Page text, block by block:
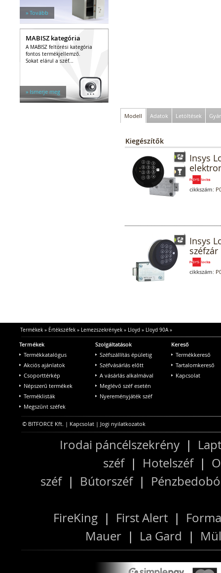
» Tovább
MABISZ kategória
A MABISZ feltörési kategória
fontos termékjellemző.
Sokat elárul a széf...
» Ismerje meg
Modell Adatok Letöltések
Kiegészítők
Insys
cikkszám:
Insys
cikkszám:
Termékek» Értékszéfek» Lemezszekrények» Lloyd » Lloyd 90A»
Termékek
Termékkatalógus
Akciós ajánlatok
Csoporttérkép
Népszerű termékek
Terméklisták
Megszűnt széfek
Szolgáltatások
Széfszállítás épületig
Széfvásárlás előtt
A vásárlás alkalmával
Meglévő széf esetén
Nyereményjáték széf
Kereső
Termékkereső
Tartalomkereső
Kapcsolat
© BITFORCE Kft. | Kapcsolat | Jogi nyilatkozatok
Irodai páncélszekrény |
széf| Hotelszéf|
széf| Bútorszéf|
FireKing | First Alert |
Mauer | La Gard |